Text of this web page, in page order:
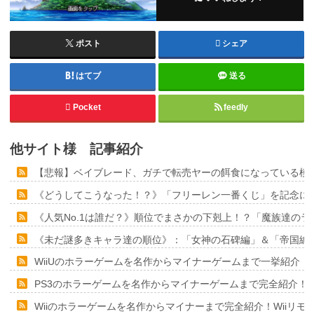
ポスト シェア
はてブ 送る
Pocket feedly
他サイト様 記事紹介
【悲報】ベイブレード、ガチで転売ヤーの餌食になっている模
《どうしてこうなった！？》「フリーレン一番くじ」を記念
《人気No.1は誰だ？》順位でまさかの下剋上！？「魔族達の
《未だ謎多きキャラ達の順位》：「女神の石碑編」＆「帝国
WiiUのホラーゲームを名作からマイナーゲームまで一挙紹介
PS3のホラーゲームを名作からマイナーゲームまで完全紹介
Wiiのホラーゲームを名作からマイナーまで完全紹介！Wiiリモ